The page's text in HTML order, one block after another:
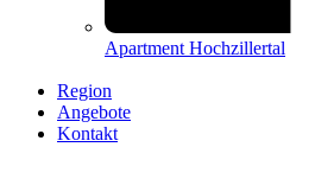
Apartment Hochzillertal
Region
Angebote
Kontakt